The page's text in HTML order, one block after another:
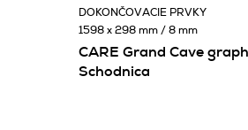
CARE Grand Cave
Schodnica
DOKONČOVACIE PRVKY
1598 x 298 mm / 8 mm